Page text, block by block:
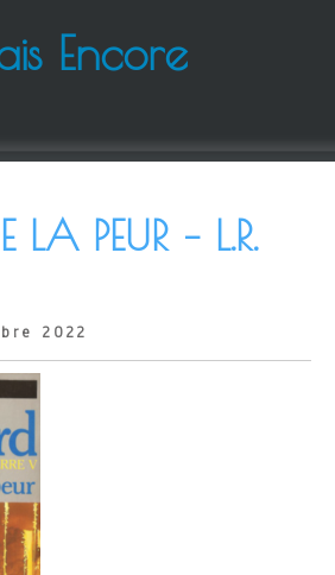
Encore
LA PEUR – L.R.
2022